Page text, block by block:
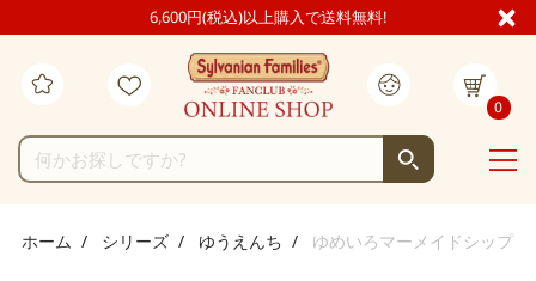
6,600円(税込)以上購入で送料無料!
0
ホーム シリーズ ゆうえんち ゆめいろマーメイドシップ